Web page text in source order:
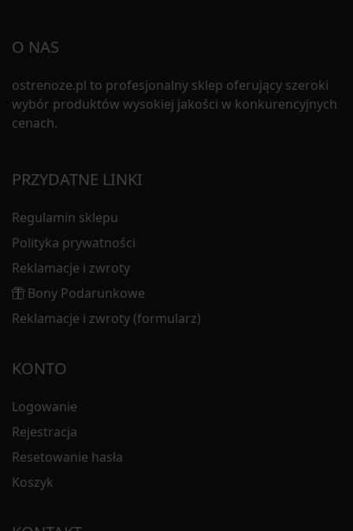
O NAS
ostrenoze.pl to profesjonalny sklep oferujący szeroki
wybór produktów wysokiej jakości w konkurencyjnych
cenach.
PRZYDATNE LINKI
Regulamin sklepu
Polityka prywatności
Reklamacje i zwroty
Bony Podarunkowe
Reklamacje i zwroty (formularz)
KONTO
Logowanie
Rejestracja
Resetowanie hasła
Koszyk